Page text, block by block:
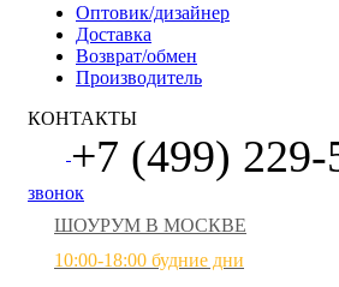
Оптовик/дизайнер
Доставка
Возврат/обмен
Производитель
КОНТАКТЫ
+7 (499) 229-
звонок
ШОУРУМ В МОСКВЕ
10:00-18:00 будние дни